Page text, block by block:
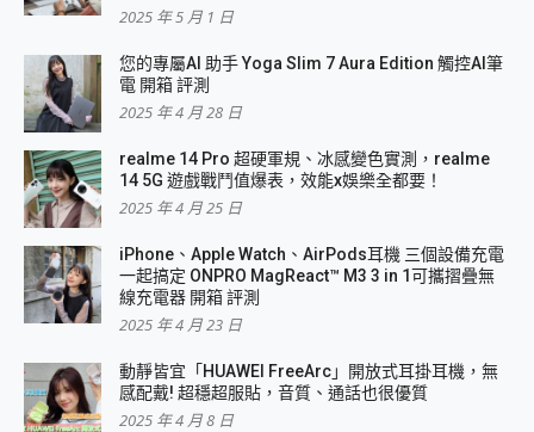
2025 年 5 月 1 日
您的專屬AI 助手 Yoga Slim 7 Aura Edition 觸控AI筆
電 開箱 評測
2025 年 4 月 28 日
realme 14 Pro 超硬軍規、冰感變色實測，realme
14 5G 遊戲戰鬥值爆表，效能x娛樂全都要！
2025 年 4 月 25 日
iPhone、Apple Watch、AirPods耳機 三個設備充電
一起搞定 ONPRO MagReact™ M3 3 in 1可攜摺疊無
線充電器 開箱 評測
2025 年 4 月 23 日
動靜皆宜「HUAWEI FreeArc」開放式耳掛耳機，無
感配戴! 超穩超服貼，音質、通話也很優質
2025 年 4 月 8 日